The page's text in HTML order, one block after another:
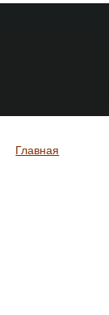
Вы здесь
Главная